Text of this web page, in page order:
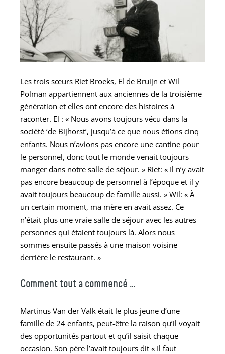
Les trois sœurs Riet Broeks, El de Bruijn et Wil
Polman appartiennent aux anciennes de la troisième
génération et elles ont encore des histoires à
raconter. El : « Nous avons toujours vécu dans la
société ‘de Bijhorst’, jusqu’à ce que nous étions cinq
enfants. Nous n’avions pas encore une cantine pour
le personnel, donc tout le monde venait toujours
manger dans notre salle de séjour. » Riet: « Il n’y avait
pas encore beaucoup de personnel à l’époque et il y
avait toujours beaucoup de famille aussi. » Wil: « À
un certain moment, ma mère en avait assez. Ce
n’était plus une vraie salle de séjour avec les autres
personnes qui étaient toujours là. Alors nous
sommes ensuite passés à une maison voisine
derrière le restaurant. »
Comment tout a commencé …
Martinus Van der Valk était le plus jeune d’une
famille de 24 enfants, peut-être la raison qu’il voyait
des opportunités partout et qu’il saisit chaque
occasion. Son père l’avait toujours dit « Il faut